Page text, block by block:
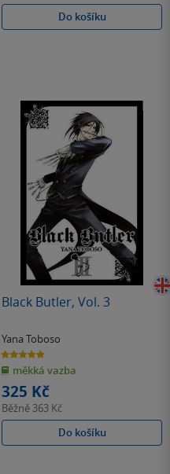
Do košíku
Black Butler, Vol. 3
Yana Toboso
5.0
z
5
hvězdiček
měkká vazba
325 Kč
Běžně 363 Kč
Do košíku